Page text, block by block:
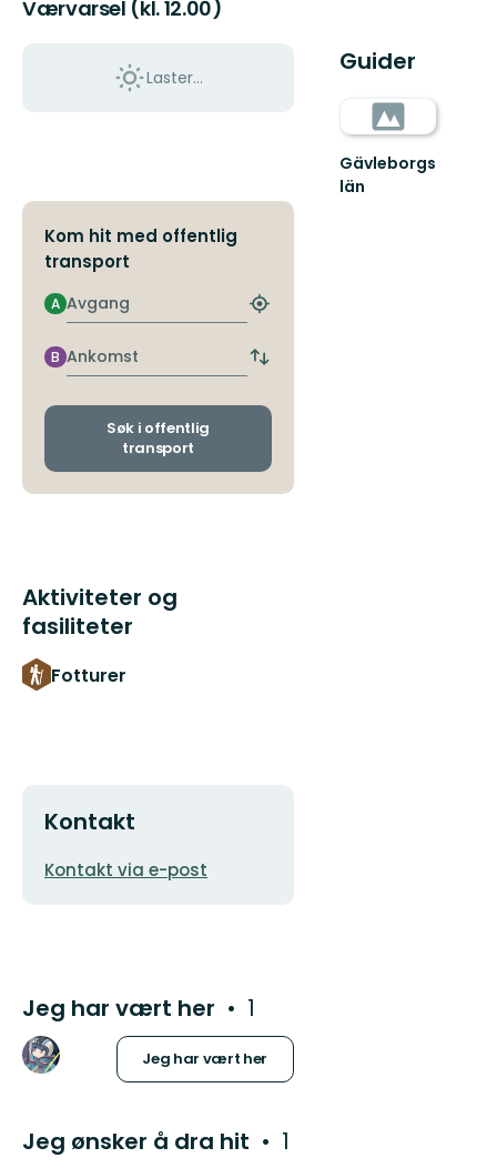
Værvarsel (kl. 12.00)
Laster…
Kom hit med offentlig
transport
Avgang
A
Finn
holdeplass
Ankomst
B
Bytt
og
Søk i offentlig
transport
Aktiviteter og
fasiliteter
Fotturer
Kontakt
E-
Kontakt via e-post
Jeg har vært her 1
Jeg har vært her
Jeg ønsker å dra hit 1
Guider
Gävleborgs
län